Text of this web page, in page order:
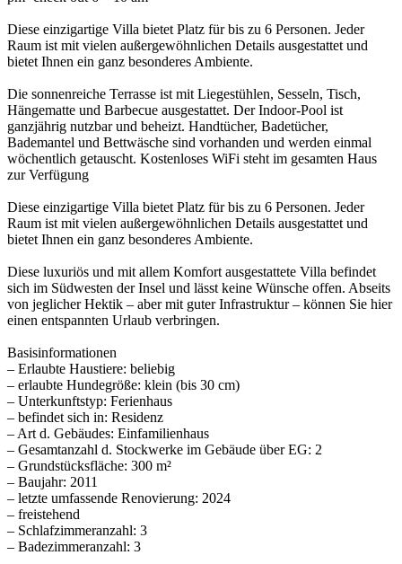
Diese einzigartige Villa bietet Platz für bis zu 6 Personen. Jeder
Raum ist mit vielen außergewöhnlichen Details ausgestattet und
bietet Ihnen ein ganz besonderes Ambiente.
Die sonnenreiche Terrasse ist mit Liegestühlen, Sesseln, Tisch,
Hängematte und Barbecue ausgestattet. Der Indoor-Pool ist
ganzjährig nutzbar und beheizt. Handtücher, Badetücher,
Bademantel und Bettwäsche sind vorhanden und werden einmal
wöchentlich getauscht. Kostenloses WiFi steht im gesamten Haus
zur Verfügung
Diese einzigartige Villa bietet Platz für bis zu 6 Personen. Jeder
Raum ist mit vielen außergewöhnlichen Details ausgestattet und
bietet Ihnen ein ganz besonderes Ambiente.
Diese luxuriös und mit allem Komfort ausgestattete Villa befindet
sich im Südwesten der Insel und lässt keine Wünsche offen. Abseits
von jeglicher Hektik – aber mit guter Infrastruktur – können Sie hier
einen entspannten Urlaub verbringen.
Basisinformationen
– Erlaubte Haustiere: beliebig
– erlaubte Hundegröße: klein (bis 30 cm)
– Unterkunftstyp: Ferienhaus
– befindet sich in: Residenz
– Art d. Gebäudes: Einfamilienhaus
– Gesamtanzahl d. Stockwerke im Gebäude über EG: 2
– Grundstücksfläche: 300 m²
– Baujahr: 2011
– letzte umfassende Renovierung: 2024
– freistehend
– Schlafzimmeranzahl: 3
– Badezimmeranzahl: 3